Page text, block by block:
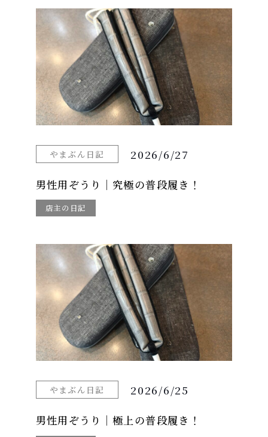
やまぶん日記 2026/6/27
男性用ぞうり｜究極の普段履き！
店主の日記
やまぶん日記 2026/6/25
男性用ぞうり｜極上の普段履き！